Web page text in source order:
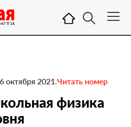
2021.Читать номер
физика